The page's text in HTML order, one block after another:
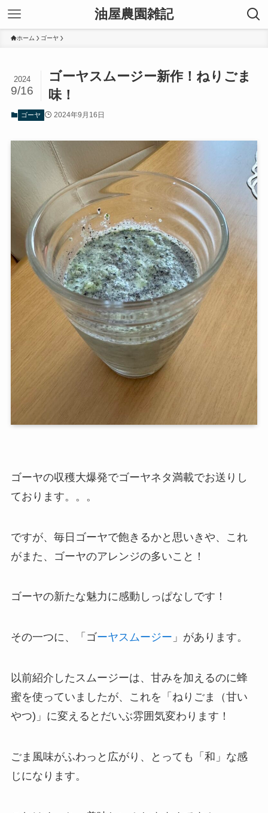
油屋農園雑記
ホーム ゴーヤ
ゴーヤスムージー新作！ねりごま
味！
2024
9/16
ゴーヤ 2024年9月16日
ゴーヤの収穫大爆発でゴーヤネタ満載でお送りし
ております。。。
ですが、毎日ゴーヤで飽きるかと思いきや、これ
がまた、ゴーヤのアレンジの多いこと！
ゴーヤの新たな魅力に感動しっぱなしです！
その一つに、「ゴーヤスムージー 」があります。
以前紹介したスムージーは、甘みを加えるのに蜂
蜜を使っていましたが、これを「ねりごま（甘い
やつ)」に変えるとだいぶ雰囲気変わります！
ごま風味がふわっと広がり、とっても「和」な感
じになります。